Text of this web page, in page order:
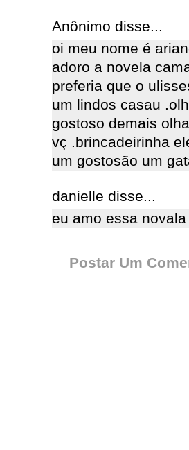
Anônimo disse...
oi meu nome é
adoro a novela
preferia que o
um lindos casau
gostoso demais
vç .brincadeirinha
um gostosão um
danielle disse...
eu amo essa
Postar Um